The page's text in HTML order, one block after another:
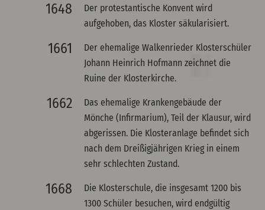
1648
Der protestantische Konvent wird
aufgehoben, das Kloster säkularisiert.
1661
Der ehemalige Walkenrieder Klosterschüler
Johann Heinrich Hofmann zeichnet die
Ruine der Klosterkirche.
1662
Das ehemalige Krankengebäude der
Mönche (Infirmarium), Teil der Klausur, wird
abgerissen. Die Klosteranlage befindet sich
nach dem Dreißigjährigen Krieg in einem
sehr schlechten Zustand.
1668
Die Klosterschule, die insgesamt 1200 bis
1300 Schüler besuchen, wird endgültig